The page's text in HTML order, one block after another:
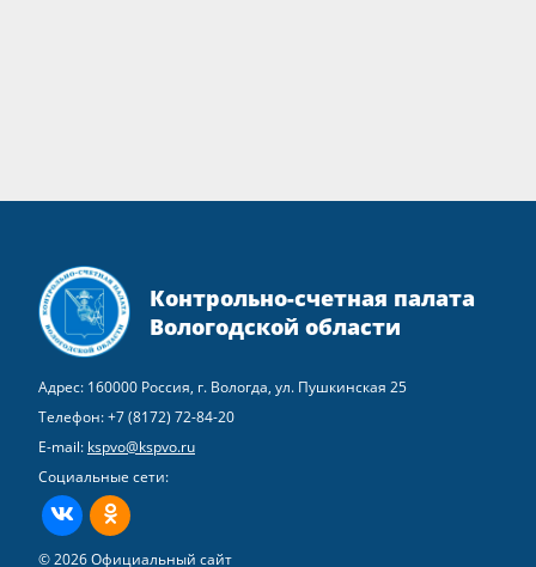
Контрольно-счетная палата
Вологодской области
Адрес: 160000 Россия, г. Вологда, ул. Пушкинская 25
Телефон:+7 (8172) 72-84-20
E-mail: kspvo@kspvo.ru
Социальные сети:
ВКонтактеОдноклассники
© 2026 Официальный сайт